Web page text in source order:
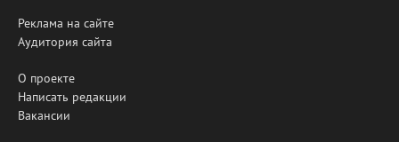
Реклама на сайте
Аудитория сайта
О проекте
Написать редакции
Вакансии